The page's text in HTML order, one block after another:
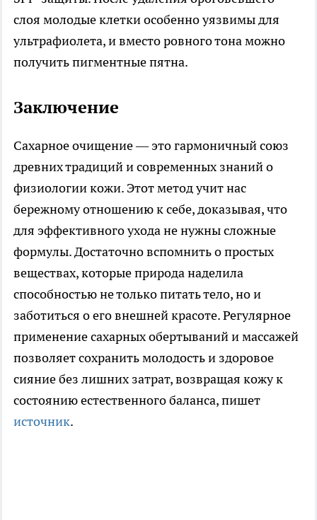
слоя молодые клетки особенно уязвимы для
ультрафиолета, и вместо ровного тона можно
получить пигментные пятна.
Заключение
Сахарное очищение — это гармоничный союз
древних традиций и современных знаний о
физиологии кожи. Этот метод учит нас
бережному отношению к себе, доказывая, что
для эффективного ухода не нужны сложные
формулы. Достаточно вспомнить о простых
веществах, которые природа наделила
способностью не только питать тело, но и
заботиться о его внешней красоте. Регулярное
применение сахарных обертываний и массажей
позволяет сохранить молодость и здоровое
сияние без лишних затрат, возвращая кожу к
состоянию естественного баланса, пишет
источник.